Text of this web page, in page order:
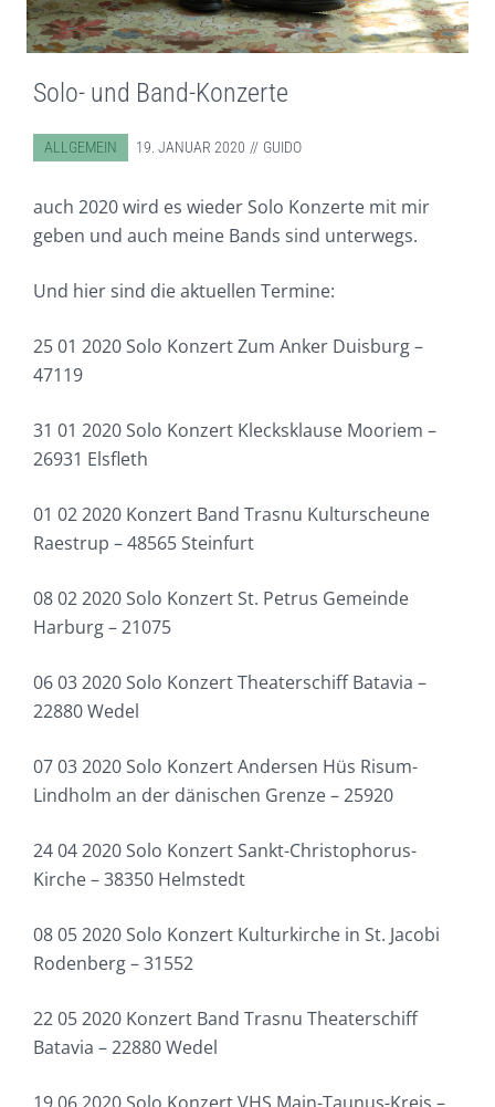
Solo- und Band-Konzerte
ABGELEGT IN:
ALLGEMEIN 19. JANUAR 2020 GUIDO
auch 2020 wird es wieder Solo Konzerte mit mir
geben und auch meine Bands sind unterwegs.
Und hier sind die aktuellen Termine:
25 01 2020 Solo Konzert Zum Anker Duisburg –
47119
31 01 2020 Solo Konzert Klecksklause Mooriem –
26931 Elsfleth
01 02 2020 Konzert Band Trasnu Kulturscheune
Raestrup – 48565 Steinfurt
08 02 2020 Solo Konzert St. Petrus Gemeinde
Harburg – 21075
06 03 2020 Solo Konzert Theaterschiff Batavia –
22880 Wedel
07 03 2020 Solo Konzert Andersen Hüs Risum-
Lindholm an der dänischen Grenze – 25920
24 04 2020 Solo Konzert Sankt-Christophorus-
Kirche – 38350 Helmstedt
08 05 2020 Solo Konzert Kulturkirche in St. Jacobi
Rodenberg – 31552
22 05 2020 Konzert Band Trasnu Theaterschiff
Batavia – 22880 Wedel